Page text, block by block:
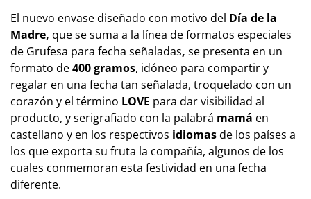
El nuevo envase diseñado con motivo del Día de la
Madre, que se suma a la línea de formatos especiales
de Grufesa para fecha señaladas, se presenta en un
formato de400 gramos, idóneo para compartir y
regalar en una fecha tan señalada, troquelado con un
corazón y el término LOVE para dar visibilidad al
producto, y serigrafiado con la palabrá mamá en
castellano y en los respectivos idiomasde los países a
los que exporta su fruta la compañía, algunos de los
cuales conmemoran esta festividad en una fecha
diferente.